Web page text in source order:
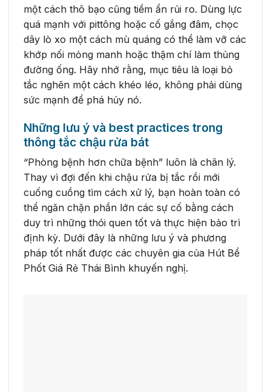
một cách thô bạo cũng tiềm ẩn rủi ro. Dùng lực
quá mạnh với pittông hoặc cố gắng đâm, chọc
dây lò xo một cách mù quáng có thể làm vỡ các
khớp nối mỏng manh hoặc thậm chí làm thủng
đường ống. Hãy nhớ rằng, mục tiêu là loại bỏ
tắc nghẽn một cách khéo léo, không phải dùng
sức mạnh để phá hủy nó.
Những lưu ý và best practices trong
thông tắc chậu rửa bát
“Phòng bệnh hơn chữa bệnh” luôn là chân lý.
Thay vì đợi đến khi chậu rửa bị tắc rồi mới
cuống cuồng tìm cách xử lý, bạn hoàn toàn có
thể ngăn chặn phần lớn các sự cố bằng cách
duy trì những thói quen tốt và thực hiện bảo trì
định kỳ. Dưới đây là những lưu ý và phương
pháp tốt nhất được các chuyên gia của Hút Bể
Phốt Giá Rẻ Thái Bình khuyến nghị.